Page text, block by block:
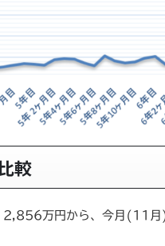
較
万円から、今月(11月